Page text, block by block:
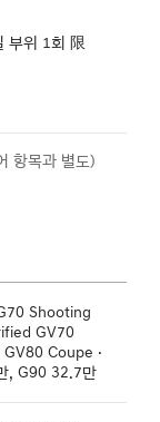
부위 1회 限
항목과 별도)
Shooting
GV70
Coupe ·
, G90 32.7만